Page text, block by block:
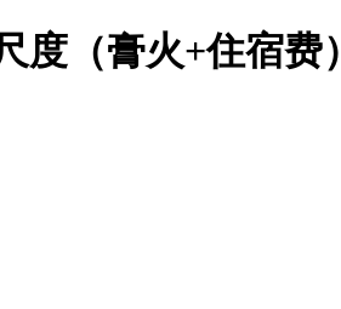
度（膏火+住宿费）